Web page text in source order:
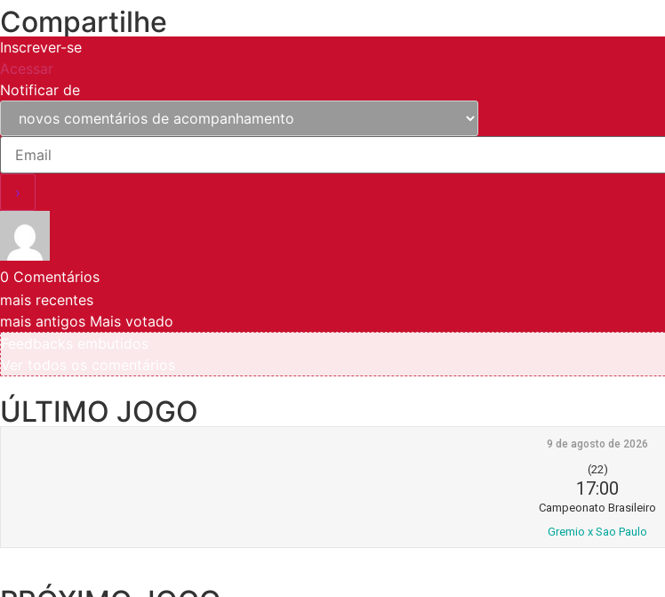
Compartilhe
Inscrever-se
Acessar
Notificar de
0 Comentários
mais recentes
mais antigos Mais votado
ÚLTIMO JOGO
9 de agosto de 2026
(22)
17:00
Campeonato Brasileiro
Gremio x Sao Paulo